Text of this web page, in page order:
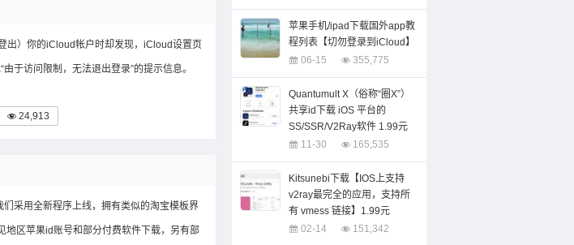
出）你的iCloud帐户时却发现，iCloud设置页
于访问限制，无法退出登录”的提示信息。
24,913
采用全新程序上线，拥有类似的淘宝模板界
地区苹果id账号和部分付费软件下载，另有部
苹果手机/ipad下载国外app教
程列表【切勿登录到iCloud】
06-15
355,775
Quantumult X（俗称“圈X”）
共享id下载 iOS 平台的
SS/SSR/V2Ray软件 1.99元
11-30
165,535
Kitsunebi下载【IOS上支持
v2ray最完全的应用，支持所
有 vmess 链接】1.99元
02-14
151,342